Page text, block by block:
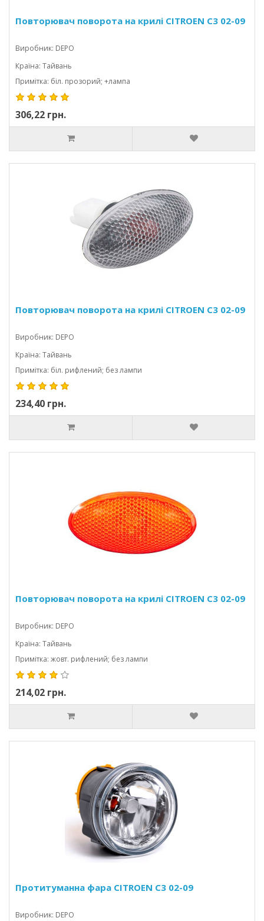
Повторювач поворота на крилі CITROEN C3 02-09
Виробник: DEPO
Країна: Тайвань
Примітка: біл. прозорий; +лампа
306,22 грн.
Повторювач поворота на крилі CITROEN C3 02-09
Виробник: DEPO
Країна: Тайвань
Примітка: біл. рифлений; без лампи
234,40 грн.
Повторювач поворота на крилі CITROEN C3 02-09
Виробник: DEPO
Країна: Тайвань
Примітка: жовт. рифлений; без лампи
214,02 грн.
Протитуманна фара CITROEN C3 02-09
Виробник: DEPO